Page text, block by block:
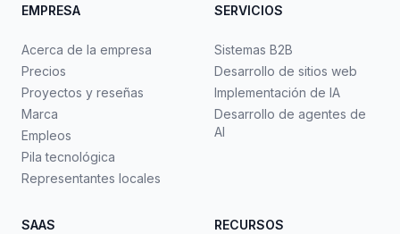
EMPRESA
Acerca de la empresa
Precios
Proyectos y reseñas
Marca
Empleos
Pila tecnológica
Representantes locales
SERVICIOS
Sistemas B2B
Desarrollo de sitios web
Implementación de IA
Desarrollo de agentes de
AI
SAAS RECURSOS